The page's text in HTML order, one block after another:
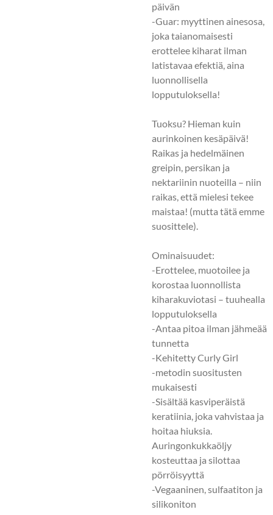
päivän
-Guar: myyttinen ainesosa,
joka taianomaisesti
erottelee kiharat ilman
latistavaa efektiä, aina
luonnollisella
lopputuloksella!
Tuoksu? Hieman kuin
aurinkoinen kesäpäivä!
Raikas ja hedelmäinen
greipin, persikan ja
nektariinin nuoteilla – niin
raikas, että mielesi tekee
maistaa! (mutta tätä emme
suosittele).
Ominaisuudet:
-Erottelee, muotoilee ja
korostaa luonnollista
kiharakuviotasi – tuuhealla
lopputuloksella
-Antaa pitoa ilman jähmeää
tunnetta
-Kehitetty Curly Girl
-metodin suositusten
mukaisesti
-Sisältää kasviperäistä
keratiinia, joka vahvistaa ja
hoitaa hiuksia.
Auringonkukkaöljy
kosteuttaa ja silottaa
pörröisyyttä
-Vegaaninen, sulfaatiton ja
silikoniton